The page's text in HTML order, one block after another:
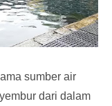
sumber air
dari dalam